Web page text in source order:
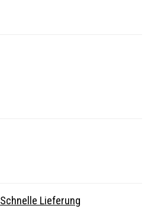
Schnelle Lieferung